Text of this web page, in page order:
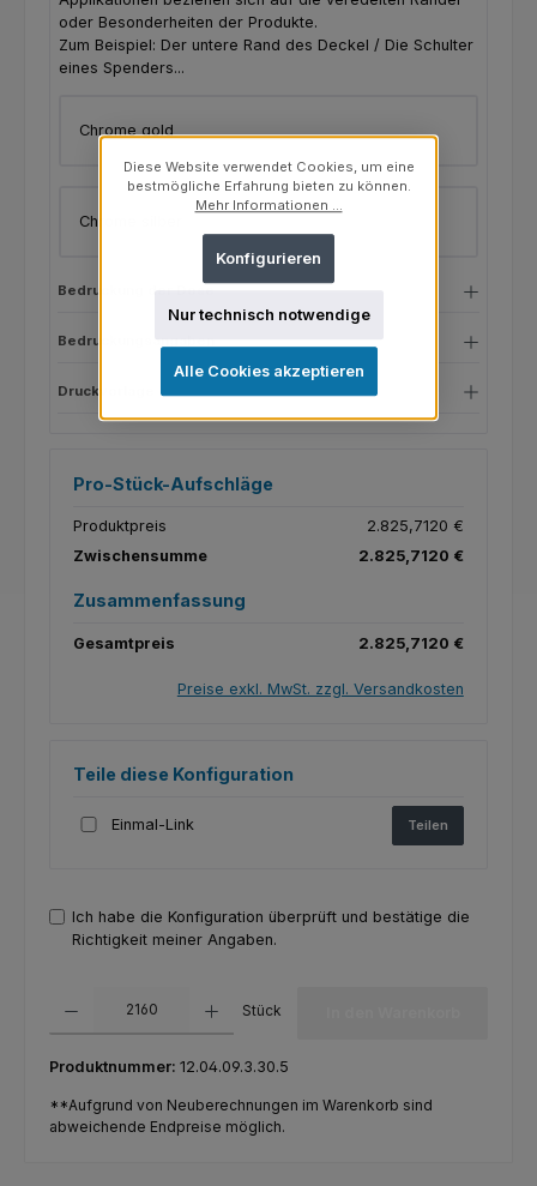
oder Besonderheiten der Produkte.
Zum Beispiel: Der untere Rand des Deckel / Die Schulter
eines Spenders...
Chrome gold
Chrome silber
Bedruckung der Dose
Bedruckungsangaben
Druckvorlage
Pro-Stück-Aufschläge
Produktpreis
2.825,7120 €
Zwischensumme
2.825,7120 €
Zusammenfassung
Gesamtpreis 2.825,7120 €
Preise exkl. MwSt. zzgl. Versandkosten
Teile diese Konfiguration
Einmal-Link Teilen
Ich habe die Konfiguration überprüft und bestätige die
Richtigkeit meiner Angaben.
Stück
Produktnummer: 12.04.09.3.30.5
**Aufgrund von Neuberechnungen im Warenkorb sind
abweichende Endpreise möglich.
Diese Website verwendet Cookies, um eine
bestmögliche Erfahrung bieten zu können.
Mehr Informationen ...
Nur technisch notwendige
Konfigurieren
Alle Cookies akzeptieren